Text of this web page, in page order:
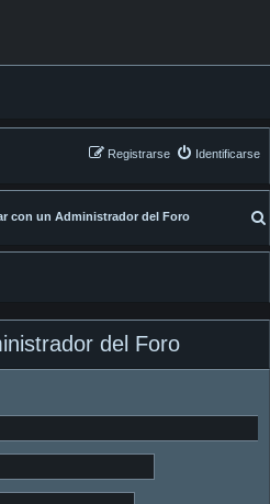
Identificarse
Registrarse
con un Administrador del Foro
del Foro